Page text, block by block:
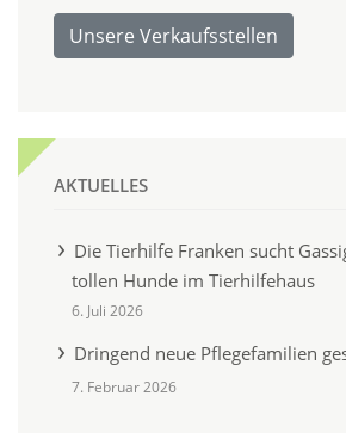
Unsere Verkaufsstellen
AKTUELLES
Die Tierhilfe Franken sucht
tollen Hunde im Tierhilfehaus
6. Juli 2026
Dringend neue Pflegefamilien
7. Februar 2026